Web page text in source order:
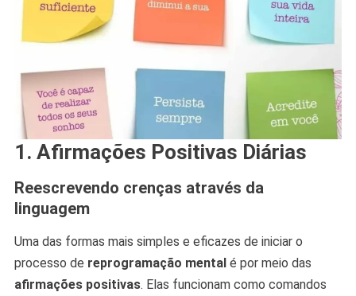
1. Afirmações Positivas Diárias
Reescrevendo crenças através da
linguagem
Uma das formas mais simples e eficazes de iniciar o
processo de reprogramação mental é por meio das
afirmações positivas. Elas funcionam como comandos